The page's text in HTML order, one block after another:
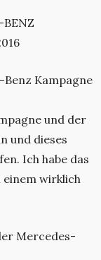
BENZ
Kampagne
und der
und dieses
Ich habe das
einem wirklich
Mercedes-